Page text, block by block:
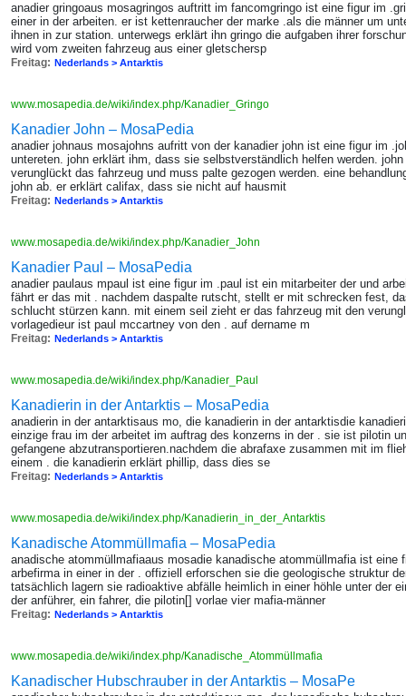
anadier gringoaus mosagringos auftritt im fancomgringo ist eine figur im
einer in der arbeiten. er ist kettenraucher der marke .als die männer um
ihnen in zur station. unterwegs erklärt ihn gringo die aufgaben ihrer
wird vom zweiten fahrzeug aus einer gletschersp
Freitag: Nederlands > Antarktis
www.mosapedia.de/wiki/index.php/Kanadier_Gringo
Kanadier John – MosaPedia
anadier johnaus mosajohns aufritt von der kanadier john ist eine figur im
untereten. john erklärt ihm, dass sie selbstverständlich helfen werden.
verunglückt das fahrzeug und muss palte gezogen werden. eine
john ab. er erklärt califax, dass sie nicht auf hausmit
Freitag: Nederlands > Antarktis
www.mosapedia.de/wiki/index.php/Kanadier_John
Kanadier Paul – MosaPedia
anadier paulaus mpaul ist eine figur im .paul ist ein mitarbeiter der und
fährt er das mit . nachdem daspalte rutscht, stellt er mit schrecken fest,
schlucht stürzen kann. mit einem seil zieht er das fahrzeug mit den
vorlagedieur ist paul mccartney von den . auf dername m
Freitag: Nederlands > Antarktis
www.mosapedia.de/wiki/index.php/Kanadier_Paul
Kanadierin in der Antarktis – MosaPedia
anadierin in der antarktisaus mo, die kanadierin in der antarktisdie
einzige frau im der arbeitet im auftrag des konzerns in der . sie ist pilotin
gefangene abzutransportieren.nachdem die abrafaxe zusammen mit im
einem . die kanadierin erklärt phillip, dass dies se
Freitag: Nederlands > Antarktis
www.mosapedia.de/wiki/index.php/Kanadierin_in_der_Antarktis
Kanadische Atommüllmafia – MosaPedia
anadische atommüllmafiaaus mosadie kanadische atommüllmafia ist eine
arbefirma in einer in der . offiziell erforschen sie die geologische struktur
tatsächlich lagern sie radioaktive abfälle heimlich in einer höhle unter der
der anführer, ein fahrer, die pilotin[] vorlae vier mafia-männer
Freitag: Nederlands > Antarktis
www.mosapedia.de/wiki/index.php/Kanadische_Atommüllmafia
Kanadischer Hubschrauber in der Antarktis – MosaPe